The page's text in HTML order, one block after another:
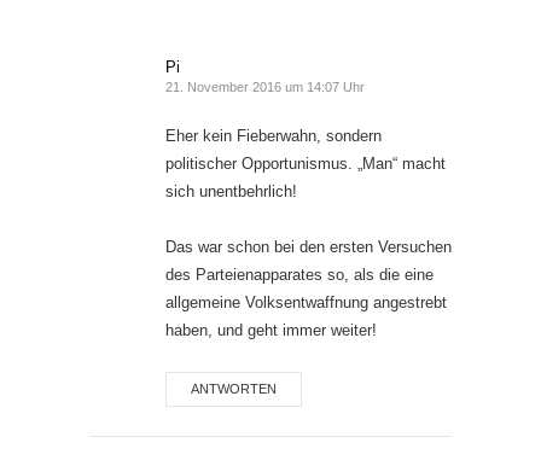
Pi
21. November 2016 um 14:07 Uhr
Eher kein Fieberwahn, sondern
politischer Opportunismus. „Man“ macht
sich unentbehrlich!
Das war schon bei den ersten Versuchen
des Parteienapparates so, als die eine
allgemeine Volksentwaffnung angestrebt
haben, und geht immer weiter!
ANTWORTEN